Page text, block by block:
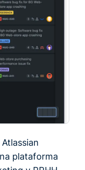
plataforma